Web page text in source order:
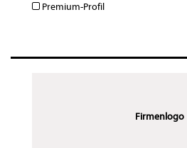
Premium-Profil
Firmenlogo